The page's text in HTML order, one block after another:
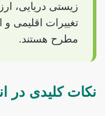
زیستی دریایی،
تغییرات اقلیمی
مطرح هستند.
نکات کلیدی در